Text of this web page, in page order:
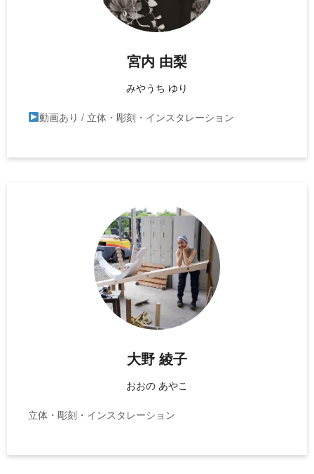
宮内 由梨
みやうち ゆり
動画あり / 立体・彫刻・インスタレーション
大野 綾子
おおの あやこ
立体・彫刻・インスタレーション